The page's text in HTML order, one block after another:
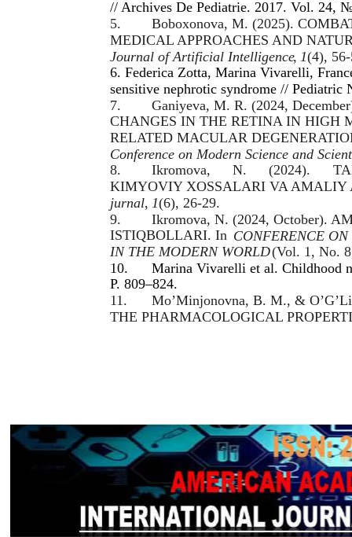
// Archives De Pediatrie. 2017. Vol. 24,
5.
Boboxonova, M. (2025).
MEDICAL APPROACHES AND
Journal of Artificial Intelligence, 1(4),
6. Federica Zotta, Marina Vivarelli,
sensitive nephrotic syndrome // Pediatric
7.
Ganiyeva, M. R. (2024,
CHANGES IN THE RETINA IN HIGH
RELATED MACULAR
Conference on Modern Science and
8.
Ikromova, N. (2024).
KIMYOVIY XOSSALARI VA AMALIY
jurnal, 1(6), 26-29.
9.
Ikromova, N. (2024, October).
ISTIQBOLLARI. In CONFERENCE
IN THE MODERN WORLD(Vol. 1, No.
10.
Marina Vivarelli et al. Childhood
P. 809–824.
11.
Mo’Minjonovna, B. M., &
THE PHARMACOLOGICAL